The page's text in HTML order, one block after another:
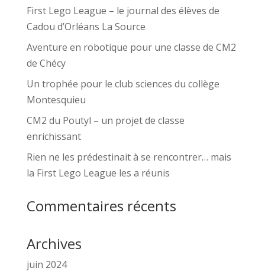
First Lego League – le journal des élèves de
Cadou d’Orléans La Source
Aventure en robotique pour une classe de CM2
de Chécy
Un trophée pour le club sciences du collège
Montesquieu
CM2 du Poutyl – un projet de classe
enrichissant
Rien ne les prédestinait à se rencontrer… mais
la First Lego League les a réunis
Commentaires récents
Archives
juin 2024